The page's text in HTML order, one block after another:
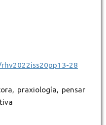
28
praxiología, pensar